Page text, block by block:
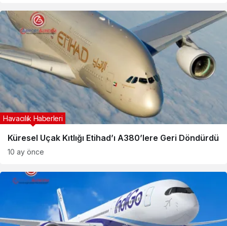
Küresel Uçak Kıtlığı Etihad’ı A380’lere Geri Döndürdü
Havacılık Haberleri
10 ay önce